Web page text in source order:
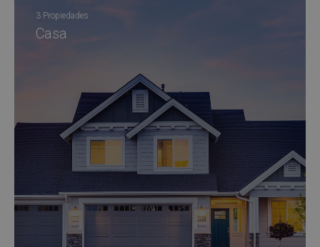
3 Propiedades
Casa